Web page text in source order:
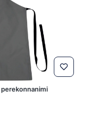
perekonnanimi